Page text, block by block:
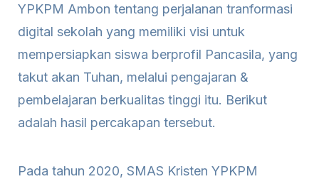
YPKPM Ambon tentang perjalanan tranformasi
digital sekolah yang memiliki visi untuk
mempersiapkan siswa berprofil Pancasila, yang
takut akan Tuhan, melalui pengajaran &
pembelajaran berkualitas tinggi itu. Berikut
adalah hasil percakapan tersebut.
Pada tahun 2020, SMAS Kristen YPKPM